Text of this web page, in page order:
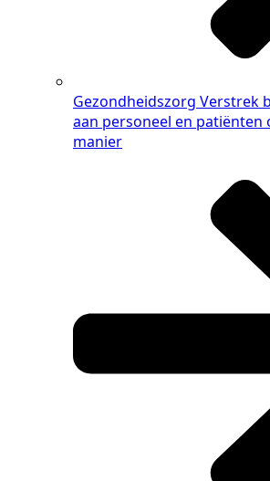
Gezondheidszorg Verstrek
aan personeel en patiënten
manier